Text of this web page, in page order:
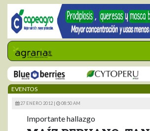
EVENTOS
27 ENERO 2012 | 08:50 AM
Importante hallazgo